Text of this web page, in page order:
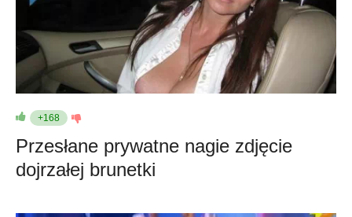
+168
Przesłane prywatne nagie zdjęcie
dojrzałej brunetki